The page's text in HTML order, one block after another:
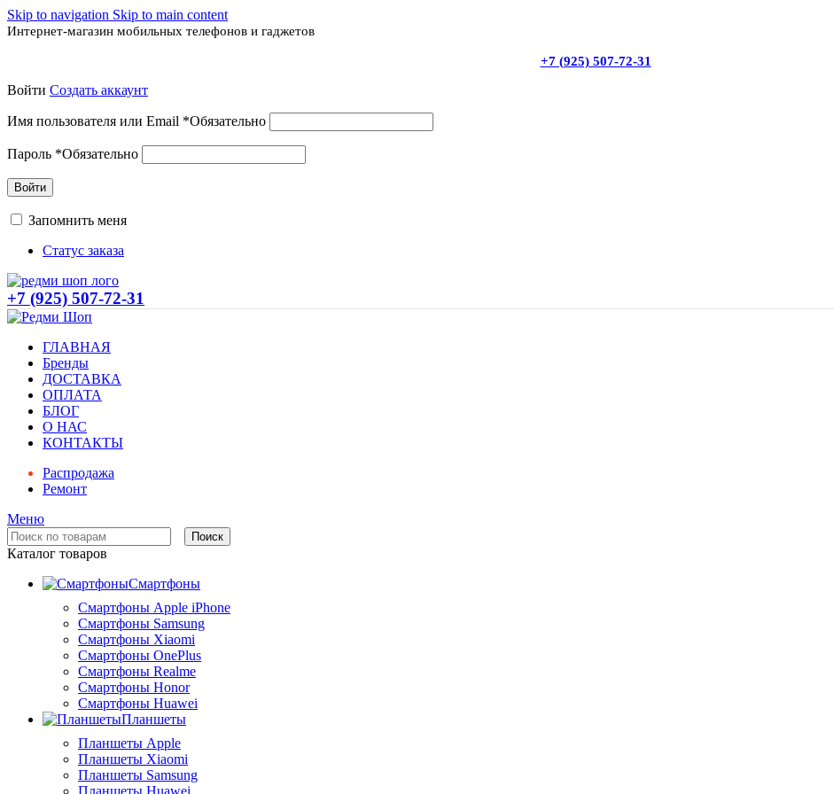
Skip to navigation Skip to main content
Интернет-магазин мобильных телефонов и гаджетов
+7 (925) 507-72-31
Войти Создать аккаунт
Имя пользователя или Email *Обязательно
Пароль *Обязательно
Войти
Запомнить меня
Статус заказа
+7 (925) 507-72-31
ГЛАВНАЯ
Бренды
ДОСТАВКА
ОПЛАТА
БЛОГ
О НАС
КОНТАКТЫ
Распродажа
Ремонт
Меню
Поиск
Каталог товаров
Смартфоны
Смартфоны Apple iPhone
Смартфоны Samsung
Смартфоны Xiaomi
Смартфоны OnePlus
Смартфоны Realme
Смартфоны Honor
Смартфоны Huawei
Планшеты
Планшеты Apple
Планшеты Xiaomi
Планшеты Samsung
Планшеты Huawei